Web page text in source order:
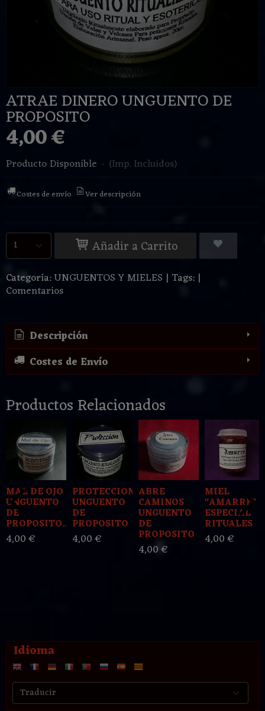
Idioma
ATRAE DINERO UNGUENTO DE
PROPOSITO
4,00 €
Producto Disponible - (Imp. Incluidos)
Costes de envío Ver descripción
Añadir a Carrito
Categoría:UNGUENTOS Y MIELES | Tags: |
Comentarios
Descripción
Costes de Envío
Productos Relacionados
MAL DE OJO
UNGUENTO
DE
PROPOSITO...
4,00 €
PROTECCION
UNGUENTO
DE
PROPOSITO
4,00 €
ABRE
CAMINOS
UNGUENTO
DE
PROPOSITO
4,00 €
MIEL
"AMARRE"
ESPECIAL
RITUALES
4,00 €